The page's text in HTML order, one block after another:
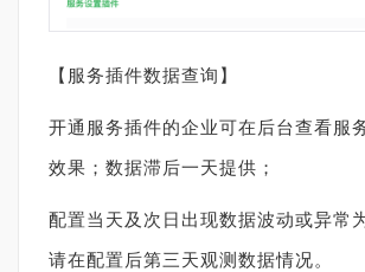
【服务插件数据查询】
开通服务插件的企业可在后台查看服
效果；数据滞后一天提供；
配置当天及次日出现数据波动或异常
请在配置后第三天观测数据情况。